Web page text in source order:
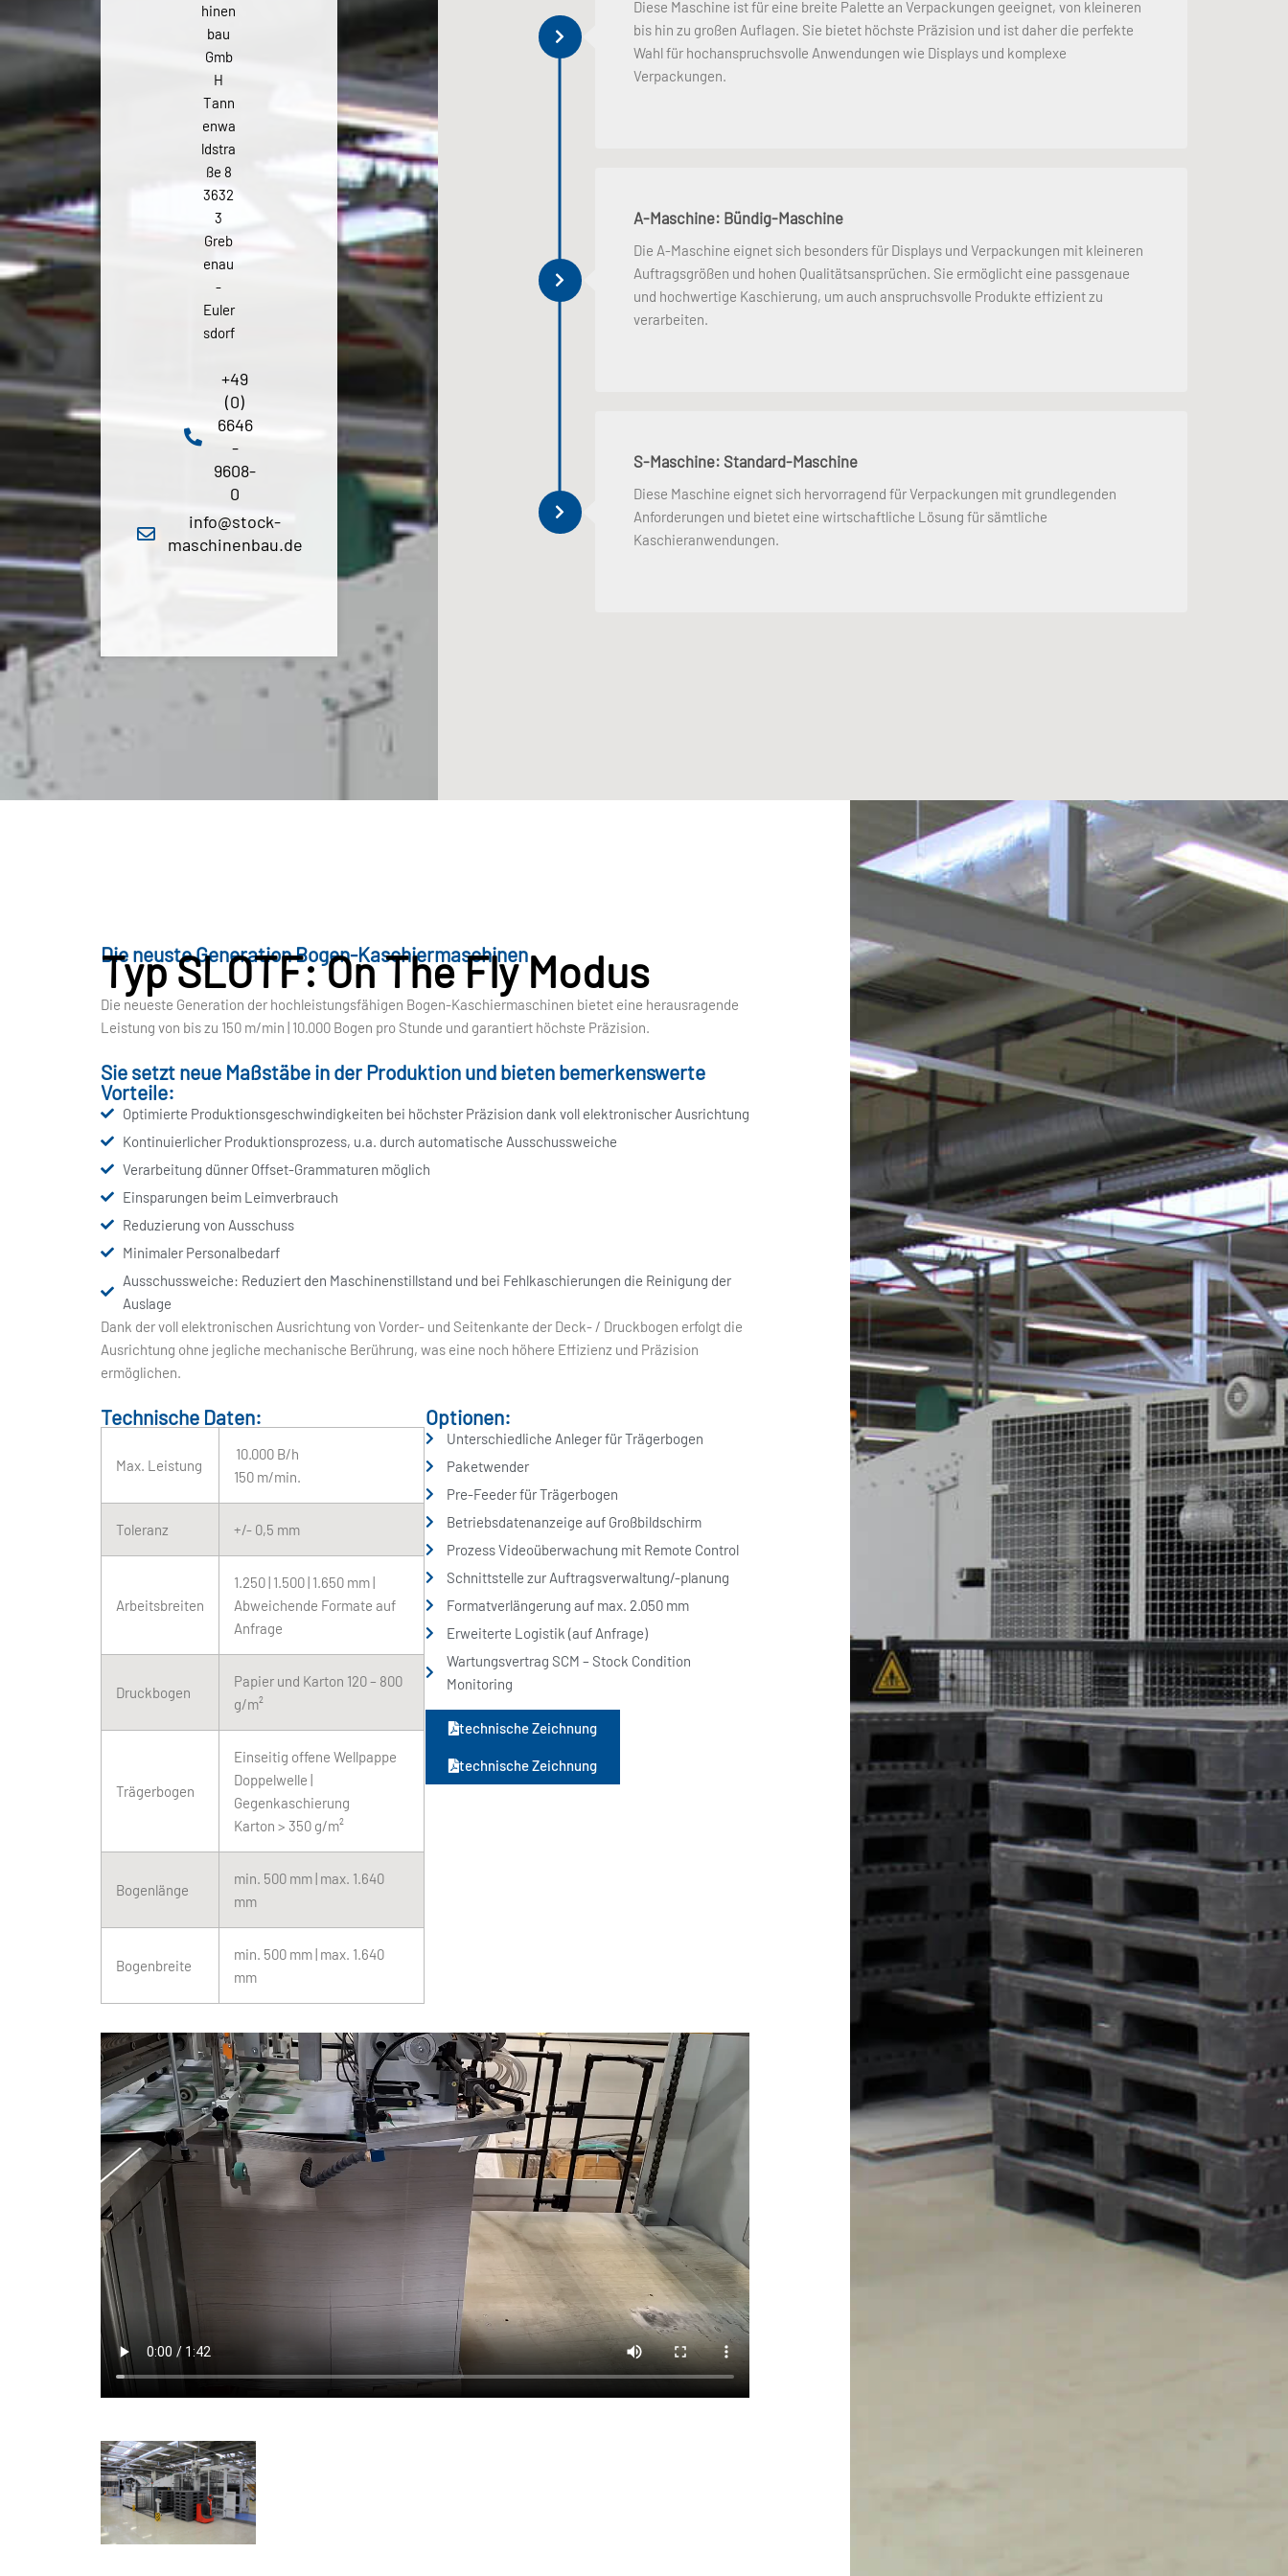
hinen
bau
Gmb
H
Tann
enwa
ldstra
ße 8
3632
3
Greb
enau
-
Euler
sdorf
+49
(0)
6646
-
9608-
0
info@stock-
maschinenbau.de
Diese Maschine ist für eine breite Palette an Verpackungen geeignet, von kleineren
bis hin zu großen Auflagen. Sie bietet höchste Präzision und ist daher die perfekte
Wahl für hochanspruchsvolle Anwendungen wie Displays und komplexe
Verpackungen.
A-Maschine: Bündig-Maschine
Die A-Maschine eignet sich besonders für Displays und Verpackungen mit kleineren
Auftragsgrößen und hohen Qualitätsansprüchen. Sie ermöglicht eine passgenaue
und hochwertige Kaschierung, um auch anspruchsvolle Produkte effizient zu
verarbeiten.
S-Maschine: Standard-Maschine
Diese Maschine eignet sich hervorragend für Verpackungen mit grundlegenden
Anforderungen und bietet eine wirtschaftliche Lösung für sämtliche
Kaschieranwendungen.
Die neuste Generation Bogen-Kaschiermaschinen
Typ SLOTF: On The Fly Modus
Die neueste Generation der hochleistungsfähigen Bogen-Kaschiermaschinen bietet eine herausragende
Leistung von bis zu 150 m/min | 10.000 Bogen pro Stunde und garantiert höchste Präzision.
Sie setzt neue Maßstäbe in der Produktion und bieten bemerkenswerte
Vorteile:
Optimierte Produktionsgeschwindigkeiten bei höchster Präzision dank voll elektronischer Ausrichtung
Kontinuierlicher Produktionsprozess, u.a. durch automatische Ausschussweiche
Verarbeitung dünner Offset-Grammaturen möglich
Einsparungen beim Leimverbrauch
Reduzierung von Ausschuss
Minimaler Personalbedarf
Ausschussweiche: Reduziert den Maschinenstillstand und bei Fehlkaschierungen die Reinigung der
Auslage
Dank der voll elektronischen Ausrichtung von Vorder- und Seitenkante der Deck- / Druckbogen erfolgt die
Ausrichtung ohne jegliche mechanische Berührung, was eine noch höhere Effizienz und Präzision
ermöglichen.
Technische Daten:
Max. Leistung
10.000 B/h
150 m/min.
Toleranz +/- 0,5 mm
Arbeitsbreiten
1.250 | 1.500 | 1.650 mm |
Abweichende Formate auf
Anfrage
Druckbogen
Papier und Karton 120 – 800
g/m²
Trägerbogen
Einseitig offene Wellpappe
Doppelwelle |
Gegenkaschierung
Karton > 350 g/m²
Bogenlänge
min. 500 mm | max. 1.640
mm
Bogenbreite
min. 500 mm | max. 1.640
mm
Optionen:
Unterschiedliche Anleger für Trägerbogen
Paketwender
Pre-Feeder für Trägerbogen
Betriebsdatenanzeige auf Großbildschirm
Prozess Videoüberwachung mit Remote Control
Schnittstelle zur Auftragsverwaltung/-planung
Formatverlängerung auf max. 2.050 mm
Erweiterte Logistik (auf Anfrage)
Wartungsvertrag SCM – Stock Condition
Monitoring
technische Zeichnung
technische Zeichnung